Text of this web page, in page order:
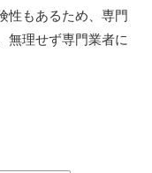
性もあるため、専門
無理せず専門業者に